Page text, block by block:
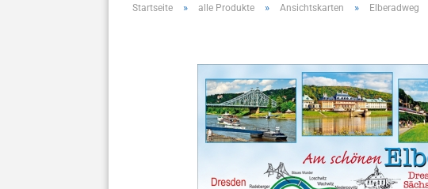
Startseite » alle Produkte » Ansichtskarten » Elberadweg